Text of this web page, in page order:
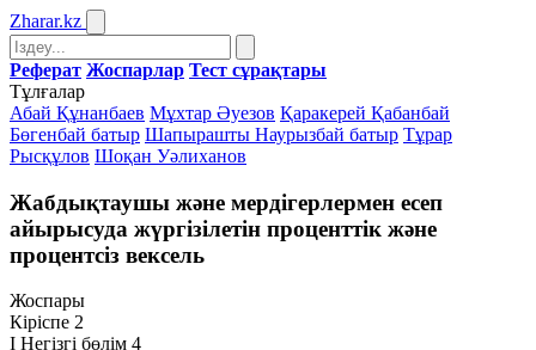
Zharar.kz
Реферат Жоспарлар Тест сұрақтары
Тұлғалар
Абай Құнанбаев Мұхтар Әуезов Қаракерей Қабанбай
Бөгенбай батыр Шапырашты Наурызбай батыр Тұрар
Рысқұлов Шоқан Уәлиханов
Жабдықтаушы және мердігерлермен есеп
айырысуда жүргізілетін проценттік және
процентсіз вексель
Жоспары
Кіріспе 2
І Негізгі бөлім 4